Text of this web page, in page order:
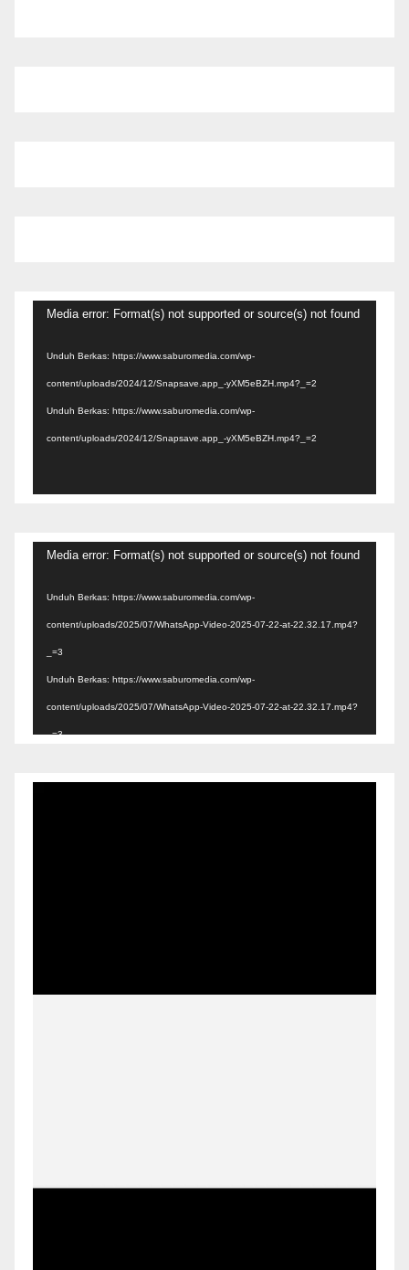
Pemutar
Media error: Format(s) not supported or source(s) not found
Unduh Berkas: https://www.saburomedia.com/wp-
content/uploads/2024/12/Snapsave.app_-yXM5eBZH.mp4?_=2
Unduh Berkas: https://www.saburomedia.com/wp-
content/uploads/2024/12/Snapsave.app_-yXM5eBZH.mp4?_=2
Pemutar
Media error: Format(s) not supported or source(s) not found
Unduh Berkas: https://www.saburomedia.com/wp-
content/uploads/2025/07/WhatsApp-Video-2025-07-22-at-22.32.17.mp4?
_=3
Unduh Berkas: https://www.saburomedia.com/wp-
content/uploads/2025/07/WhatsApp-Video-2025-07-22-at-22.32.17.mp4?
_=3